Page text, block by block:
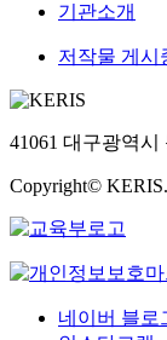
기관소개
저작물 게시
41061 대구광역시
Copyright©
네이버 블로